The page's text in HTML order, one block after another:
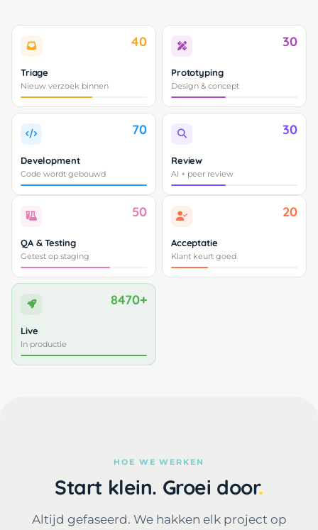
40
Triage
Nieuw verzoek binnen
30
Prototyping
Design & concept
70
Development
Code wordt gebouwd
30
Review
AI + peer review
50
QA & Testing
Getest op staging
20
Acceptatie
Klant keurt goed
8470+
Live
In productie
HOE WE WERKEN
Start klein. Groei door
Altijd gefaseerd. We hakken elk project op